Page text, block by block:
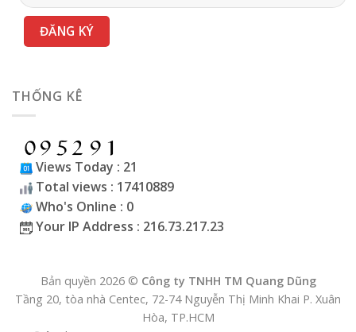
THỐNG KÊ
Views Today : 21
Total views : 17410889
Who's Online : 0
Your IP Address : 216.73.217.23
Bản quyền 2026 © Công ty TNHH TM Quang Dũng
Tầng 20, tòa nhà Centec, 72-74 Nguyễn Thị Minh Khai P. Xuân
Hòa, TP.HCM